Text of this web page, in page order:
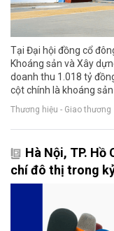
Tại Đại hội đồng cổ
Khoáng sản và Xây
doanh thu 1.018 tỷ
cột chính là khoáng
Thương hiệu - Giao thương
Hà Nội, TP. Hồ
chí đô thị trong